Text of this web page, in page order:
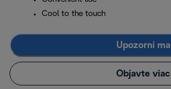
Cool to the touch
Upozorni ma
Objavte viac